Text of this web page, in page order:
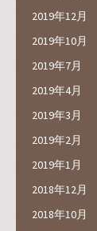
2019年12月
2019年10月
2019年7月
2019年4月
2019年3月
2019年2月
2019年1月
2018年12月
2018年10月